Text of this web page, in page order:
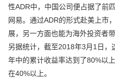
性ADR中，中国公司便占据了前
网易。通过ADR的形式赴美上市
展，另一方面也能为海外投资者
另据统计，截至2018年3月1日
年中的累计收益率达到了80%以
在40%以上。